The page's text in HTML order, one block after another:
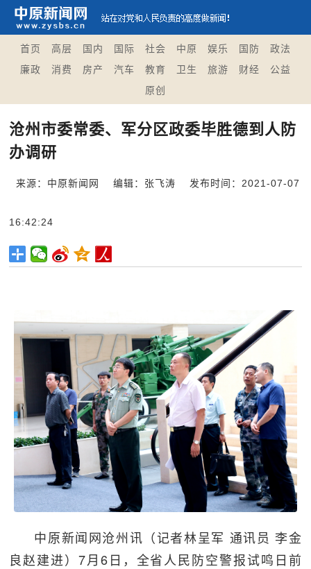
首页 高层 国内 国际 社会 中原 娱乐 国防
政法
廉政
消费 房产 汽车 教育 卫生 旅游 财经
公益
原创
沧州市委常委、军分区政委毕胜德到人防
办调研
来源：中原新闻网 编辑：张飞涛 发布时间：2021-07-07
16:42:24
中原新闻网沧州讯（记者林呈军 通讯员 李金
良赵建进）7月6日，全省人民防空警报试鸣日前